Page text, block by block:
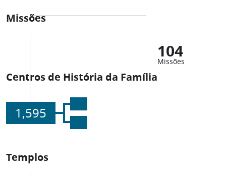
Missões
104
Missões
Centros de História da Família
1,595
Templos